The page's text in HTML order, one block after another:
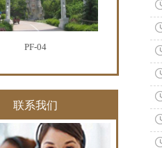
PF-04
联系我们